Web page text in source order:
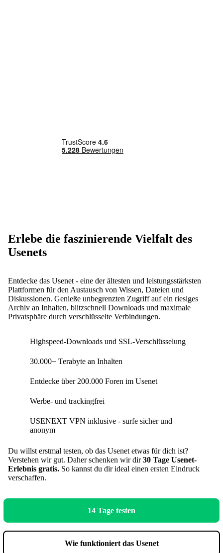
Erlebe die faszinierende Vielfalt des
Usenets
Entdecke das Usenet - eine der ältesten und leistungsstärksten
Plattformen für den Austausch von Wissen, Dateien und
Diskussionen. Genieße unbegrenzten Zugriff auf ein riesiges
Archiv an Inhalten, blitzschnell Downloads und maximale
Privatsphäre durch verschlüsselte Verbindungen.
Highspeed-Downloads und SSL-Verschlüsselung
30.000+ Terabyte an Inhalten
Entdecke über 200.000 Foren im Usenet
Werbe- und trackingfrei
USENEXT VPN inklusive - surfe sicher und
anonym
Du willst erstmal testen, ob das Usenet etwas für dich ist?
Verstehen wir gut. Daher schenken wir dir30 Tage Usenet-
Erlebnis gratis. So kannst du dir ideal einen ersten Eindruck
verschaffen.
14 Tage testen
Wie funktioniert das Usenet